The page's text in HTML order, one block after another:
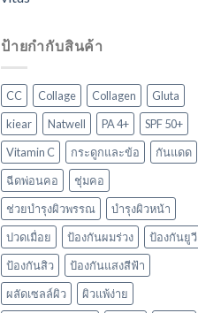
ป้ายกำกับสินค้า
CC Collage Collagen
Gluta
kiear
Natwell PA 4+
SPF 50+
Vitamin C
กระดูกและข้อ
กันแดด
ฉีดพ่อนคอ
ชุ่มคอ
ช่วยบำรุงผิวพรรณ
บำรุงผิวหน้า
ปวดเมื่อย
ป้องกันผมร่วง
ป้องกันยูวี
ป้องกันสิว
ป้องกันแสงสีฟ้า
ผลัดเซลล์ผิว
ผิวแพ้ง่าย